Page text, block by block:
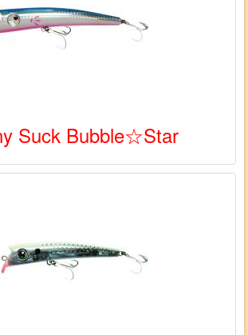
Suck Bubble☆Star